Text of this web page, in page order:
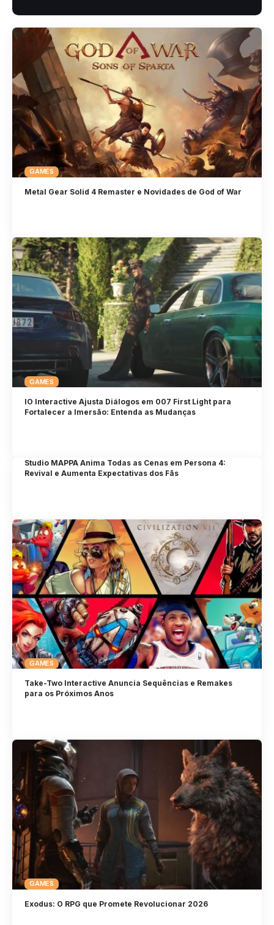
GAMES
Metal Gear Solid 4 Remaster e Novidades de God of War
GAMES
IO Interactive Ajusta Diálogos em 007 First Light para
Fortalecer a Imersão: Entenda as Mudanças
Studio MAPPA Anima Todas as Cenas em Persona 4:
Revival e Aumenta Expectativas dos Fãs
GAMES
Take-Two Interactive Anuncia Sequências e Remakes
para os Próximos Anos
GAMES
Exodus: O RPG que Promete Revolucionar 2026